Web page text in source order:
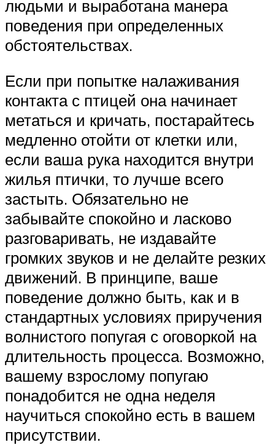
людьми и выработана манера
поведения при определенных
обстоятельствах.
Если при попытке налаживания
контакта с птицей она начинает
метаться и кричать, постарайтесь
медленно отойти от клетки или,
если ваша рука находится внутри
жилья птички, то лучше всего
застыть. Обязательно не
забывайте спокойно и ласково
разговаривать, не издавайте
громких звуков и не делайте резких
движений. В принципе, ваше
поведение должно быть, как и в
стандартных условиях приручения
волнистого попугая с оговоркой на
длительность процесса. Возможно,
вашему взрослому попугаю
понадобится не одна неделя
научиться спокойно есть в вашем
присутствии.